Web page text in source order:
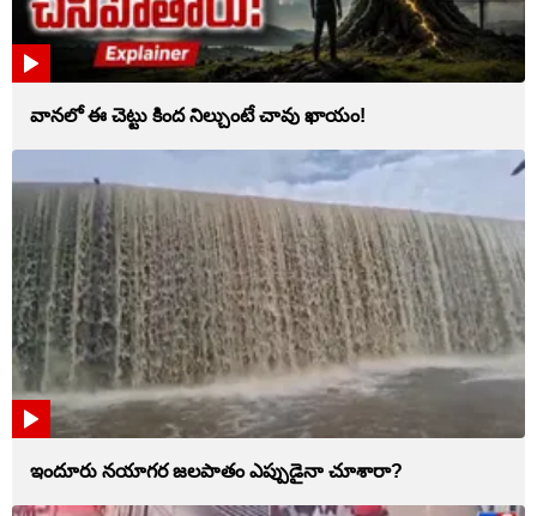
వానలో ఈ చెట్టు కింద నిల్చుంటే చావు ఖాయం!
ఇందూరు నయాగర జలపాతం ఎప్పుడైనా చూశారా?